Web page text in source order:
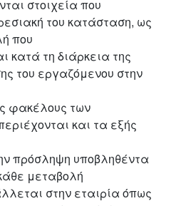
στοιχεία που
του κατάσταση, ως
που
κατά τη διάρκεια της
του εργαζόμενου στην
φακέλους των
και τα εξής
πρόσληψη υποβληθέντα
μεταβολή
στην εταιρία όπως